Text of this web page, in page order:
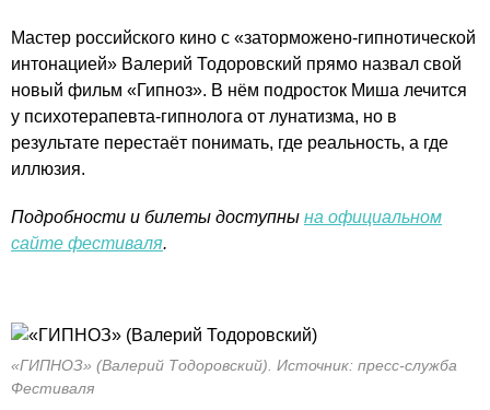
Мастер российского кино с «заторможено-гипнотической
интонацией» Валерий Тодоровский прямо назвал свой
новый фильм «Гипноз». В нём подросток Миша лечится
у психотерапевта-гипнолога от лунатизма, но в
результате перестаёт понимать, где реальность, а где
иллюзия.
Подробности и билеты доступны на официальном
сайте фестиваля.
«ГИПНОЗ» (Валерий Тодоровский). Источник: пресс-служба
Фестиваля